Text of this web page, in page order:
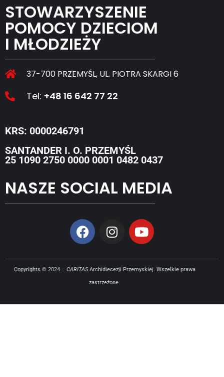
STOWARZYSZENIE
POMOCY DZIECIOM
I MŁODZIEŻY
37-700 PRZEMYŚL, UL. PIOTRA SKARGI 6
Tel: +48 16 642 77 22
KRS: 0000246791
SANTANDER I. O. PRZEMYŚL
25 1090 2750 0000 0001 0482 0437
NASZE SOCIAL MEDIA
Copyrights © 2024 – CARITASArchidiecezji Przemyskiej. Wszelkie prawa
zastrzeżone.